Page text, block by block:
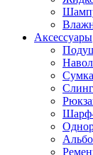
Аксессуары
Cлинг